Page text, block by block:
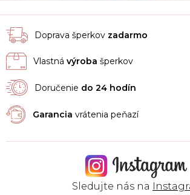
Doprava šperkov zadarmo
Vlastná výroba šperkov
Doručenie do 24 hodín
Garancia vrátenia peňazí
Sledujte nás na